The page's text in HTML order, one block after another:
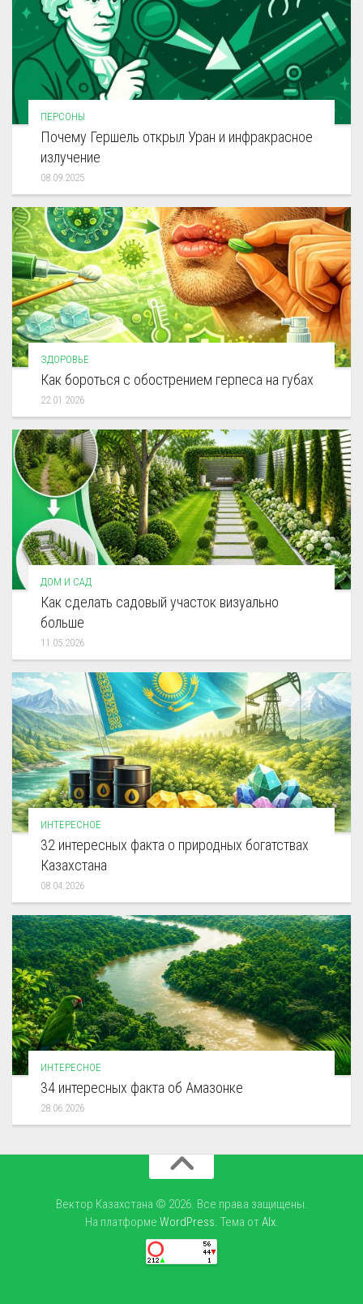
ПЕРСОНЫ
Почему Гершель открыл Уран и инфракрасное
излучение
08.09.2025
ЗДОРОВЬЕ
Как бороться с обострением герпеса на губах
22.01.2026
ДОМ И САД
Как сделать садовый участок визуально
больше
11.05.2026
ИНТЕРЕСНОЕ
32 интересных факта о природных богатствах
Казахстана
08.04.2026
ИНТЕРЕСНОЕ
34 интересных факта об Амазонке
28.06.2026
Вектор Казахстана © 2026. Все права защищены.
На платформе WordPress. Тема отAlx.